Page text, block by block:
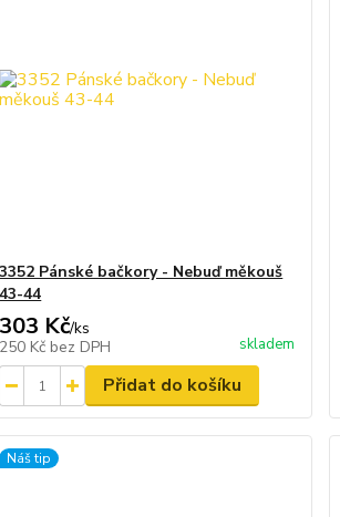
3352 Pánské bačkory - Nebuď měkouš
43-44
303 Kč/ks
250 Kč bez DPH skladem
Přidat do košíku
Náš tip